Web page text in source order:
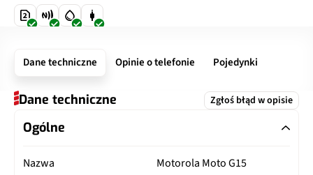
Dane techniczne Opinie o telefonie Pojedynki
Dane techniczne Zgłoś błąd w opisie
Ogólne
Nazwa Motorola Moto G15